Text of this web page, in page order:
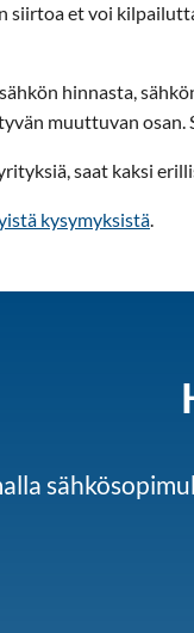
siirtoa et voi
hinnasta,
muuttuvan
saat kaksi
kysymyksistä.